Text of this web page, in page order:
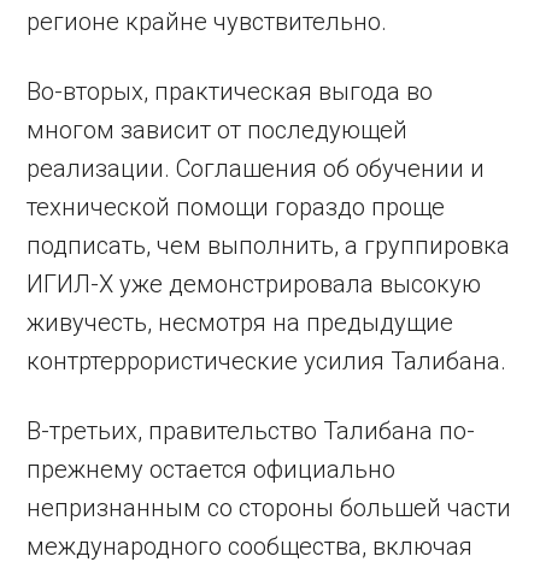
регионе крайне чувствительно.
Во-вторых, практическая выгода во
многом зависит от последующей
реализации. Соглашения об обучении и
технической помощи гораздо проще
подписать, чем выполнить, а группировка
ИГИЛ-Х уже демонстрировала высокую
живучесть, несмотря на предыдущие
контртеррористические усилия Талибана.
В-третьих, правительство Талибана по-
прежнему остается официально
непризнанным со стороны большей части
международного сообщества, включая